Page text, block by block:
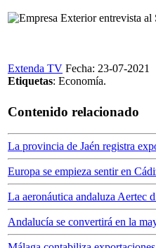
Extenda TV Fecha: 23-07-2021
Etiquetas: Economía.
Contenido relacionado
La provincia de Jaén registra
Europa se empieza sentir en
La aeronáutica andaluza Aertec
Andalucía se convertirá en la